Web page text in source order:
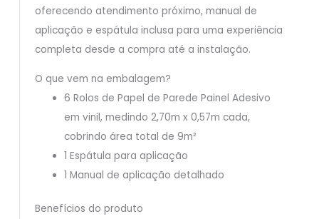
oferecendo atendimento próximo, manual de
aplicação e espátula inclusa para uma experiência
completa desde a compra até a instalação.
O que vem na embalagem?
6 Rolos de Papel de Parede Painel Adesivo
em vinil, medindo 2,70m x 0,57m cada,
cobrindo área total de 9m²
1 Espátula para aplicação
1 Manual de aplicação detalhado
Benefícios do produto